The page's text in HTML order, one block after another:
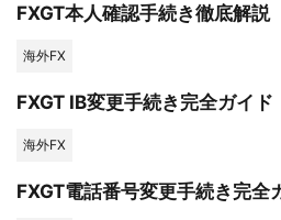
FXGT本人確認手続き徹底解説
海外FX
FXGT IB変更手続き完全ガイド
海外FX
FXGT電話番号変更手続き完全